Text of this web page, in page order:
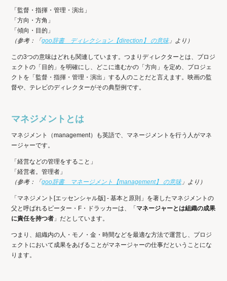
「監督・指揮・管理・演出」
「方向・方角」
「傾向・目的」
（参考：「goo辞書 ディレクション【direction】 の意味」より）
この3つの意味はどれも関連しています。つまりディレクターとは、プロジ
ェクトの「目的」を明確にし、どこに進むかの「方向」を定め、プロジェ
クトを「監督・指揮・管理・演出」する人のことだと言えます。映画の監
督や、テレビのディレクターがその典型例です。
マネジメントとは
マネジメント（management）も英語で、マネージメントを行う人がマネ
ージャーです。
「経営などの管理をすること」
「経営者。管理者」
（参考：「goo辞書 マネージメント【management】 の意味」より）
「マネジメント[エッセンシャル版] - 基本と原則」を著したマネジメントの
父と呼ばれるピーター・F・ドラッカーは、「 マネージャーとは組織の成果
に責任を持つ者」だとしています。
つまり、組織内の人・モノ・金・時間などを最適な方法で運営し、プロジ
ェクトにおいて成果をあげることがマネージャーの仕事だということにな
ります。